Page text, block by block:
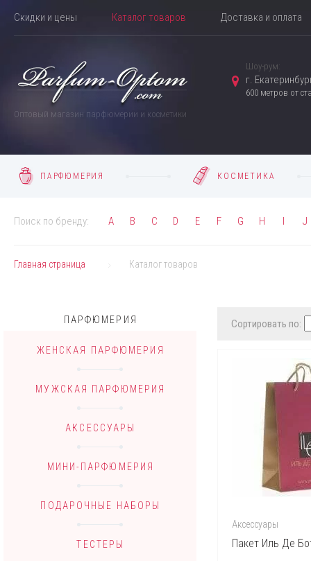
Скидки и цены Каталог товаров Доставка и оплата
Оптовый магазин парфюмерии и косметики
Шоу-рум:
г.
600 метров от
ПАРФЮМЕРИЯ КОСМЕТИКА
Поиск по бренду: A B C D E F G H I J
Главная страница Каталог товаров
ПАРФЮМЕРИЯ
ЖЕНСКАЯ ПАРФЮМЕРИЯ
МУЖСКАЯ ПАРФЮМЕРИЯ
АКСЕССУАРЫ
МИНИ-ПАРФЮМЕРИЯ
ПОДАРОЧНЫЕ НАБОРЫ
ТЕСТЕРЫ
Сортировать по:
Аксессуары
Пакет Иль Де